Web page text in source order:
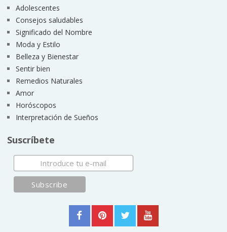
Adolescentes
Consejos saludables
Significado del Nombre
Moda y Estilo
Belleza y Bienestar
Sentir bien
Remedios Naturales
Amor
Horóscopos
Interpretación de Sueños
Suscríbete